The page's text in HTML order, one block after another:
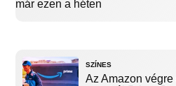
már ezen a héten
SZÍNES
Az Amazon